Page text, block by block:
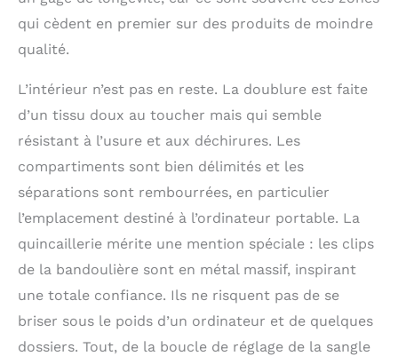
capacité de charge.
Housse pour chariot
bagage tissée à l'arrière
sac d'ordinateur
portable en cuir pour
roulettes pour vous
permettre de voyager
facilement. Dimensions
de la mallette : 42,9 cm
(L) x 11,2 cm (l) x 29 cm
(l) ; poids : 1,6 kg,
longueur réglable de la
sangle : 94 - 159 cm.
Achetez en toute
confiance : un an
qui cèdent en premier sur des produits de moindre
qualité.
L’intérieur n’est pas en reste. La doublure est faite
d’un tissu doux au toucher mais qui semble
résistant à l’usure et aux déchirures. Les
compartiments sont bien délimités et les
séparations sont rembourrées, en particulier
l’emplacement destiné à l’ordinateur portable. La
quincaillerie mérite une mention spéciale : les clips
de la bandoulière sont en métal massif, inspirant
une totale confiance. Ils ne risquent pas de se
briser sous le poids d’un ordinateur et de quelques
dossiers. Tout, de la boucle de réglage de la sangle